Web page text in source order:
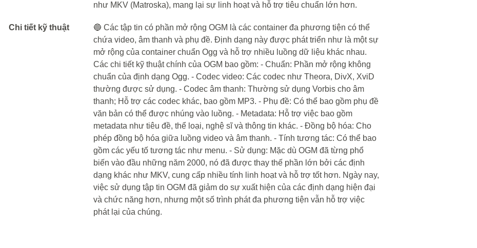
như MKV (Matroska), mang lại sự linh hoạt và hỗ trợ tiêu chuẩn lớn hơn.
Chi tiết kỹ thuật
🔵 Các tập tin có phần mở rộng OGM là các container đa phương tiện có thể
chứa video, âm thanh và phụ đề. Định dạng này được phát triển như là một sự
mở rộng của container chuẩn Ogg và hỗ trợ nhiều luồng dữ liệu khác nhau.
Các chi tiết kỹ thuật chính của OGM bao gồm: - Chuẩn: Phần mở rộng không
chuẩn của định dạng Ogg. - Codec video: Các codec như Theora, DivX, XviD
thường được sử dụng. - Codec âm thanh: Thường sử dụng Vorbis cho âm
thanh; Hỗ trợ các codec khác, bao gồm MP3. - Phụ đề: Có thể bao gồm phụ đề
văn bản có thể được nhúng vào luồng. - Metadata: Hỗ trợ việc bao gồm
metadata như tiêu đề, thể loại, nghệ sĩ và thông tin khác. - Đồng bộ hóa: Cho
phép đồng bộ hóa giữa luồng video và âm thanh. - Tính tương tác: Có thể bao
gồm các yếu tố tương tác như menu. - Sử dụng: Mặc dù OGM đã từng phổ
biến vào đầu những năm 2000, nó đã được thay thế phần lớn bởi các định
dạng khác như MKV, cung cấp nhiều tính linh hoạt và hỗ trợ tốt hơn. Ngày nay,
việc sử dụng tập tin OGM đã giảm do sự xuất hiện của các định dạng hiện đại
và chức năng hơn, nhưng một số trình phát đa phương tiện vẫn hỗ trợ việc
phát lại của chúng.